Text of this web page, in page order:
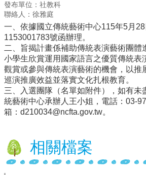
刊
專
欄
校
園
動
態
行
政
課
程
發布單位：社教科
聯絡人：徐雅庭
一、依據國立傳統藝術中心115年5月
1153001783號函辦理。
二、旨揭計畫係補助傳統表演藝術團體
小學生欣賞運用國家語言之優質傳統表
觀賞或參與傳統表演藝術的機會，以推
巡演推廣效益並落實文化扎根教育。
三、入選團隊（名單如附件），如有未
統藝術中心承辦人王小姐，電話：03-
箱： d210034@ncfta.gov.tw。
相關檔案